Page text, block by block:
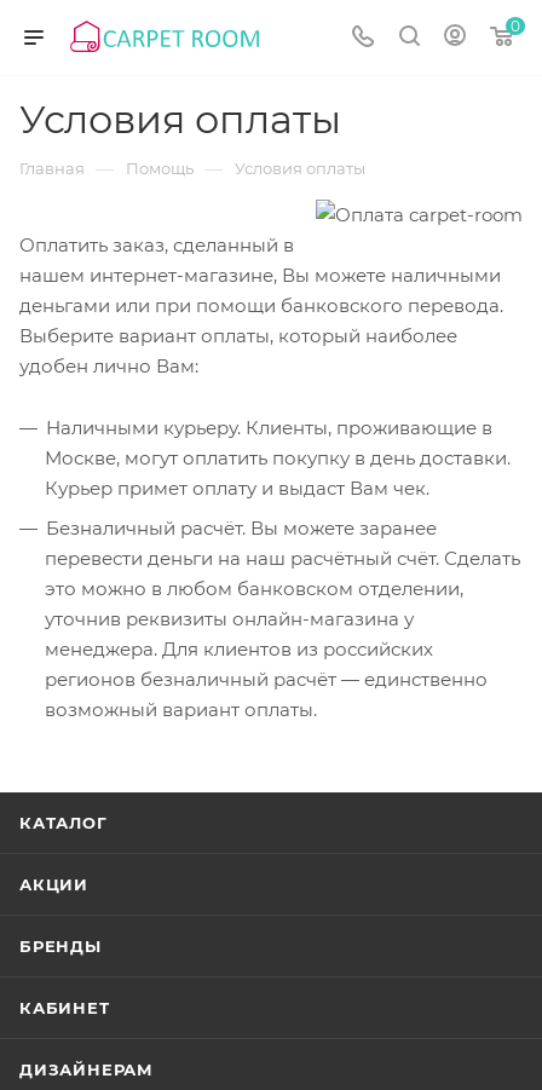
0
Условия оплаты
Главная — Помощь — Условия оплаты
Оплатить заказ, сделанный в
нашем интернет-магазине, Вы можете наличными
деньгами или при помощи банковского перевода.
Выберите вариант оплаты, который наиболее
удобен лично Вам:
Наличными курьеру. Клиенты, проживающие в
Москве, могут оплатить покупку в день доставки.
Курьер примет оплату и выдаст Вам чек.
Безналичный расчёт. Вы можете заранее
перевести деньги на наш расчётный счёт. Сделать
это можно в любом банковском отделении,
уточнив реквизиты онлайн-магазина у
менеджера. Для клиентов из российских
регионов безналичный расчёт — единственно
возможный вариант оплаты.
КАТАЛОГ
АКЦИИ
БРЕНДЫ
КАБИНЕТ
ДИЗАЙНЕРАМ